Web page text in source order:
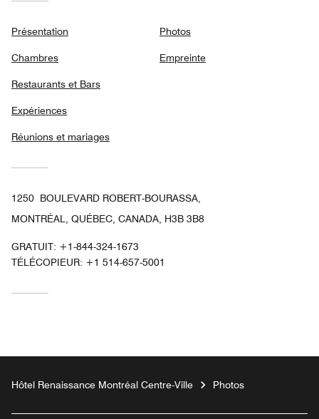
Présentation
Chambres
Restaurants et Bars
Expériences
Réunions et mariages
Photos
Empreinte
1250 BOULEVARD ROBERT-BOURASSA,
MONTRÉAL, QUÉBEC, CANADA, H3B 3B8
GRATUIT: +1-844-324-1673
TÉLÉCOPIEUR: +1 514-657-5001
Hôtel Renaissance Montréal Centre-Ville Photos